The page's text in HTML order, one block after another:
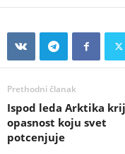
Prethodni članak
Ispod leda Arktika
opasnost koju svet
potcenjuje